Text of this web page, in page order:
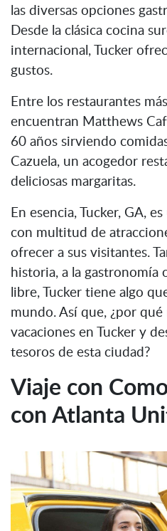
las diversas opciones
Desde la clásica cocina
internacional, Tucker
gustos.
Entre los restaurantes
encuentran Matthews
60 años sirviendo
Cazuela, un acogedor
deliciosas margaritas.
En esencia, Tucker, GA,
con multitud de
ofrecer a sus visitantes.
historia, a la gastronomía
libre, Tucker tiene algo
mundo. Así que, ¿por
vacaciones en Tucker y
tesoros de esta ciudad?
Viaje con
con Atlanta